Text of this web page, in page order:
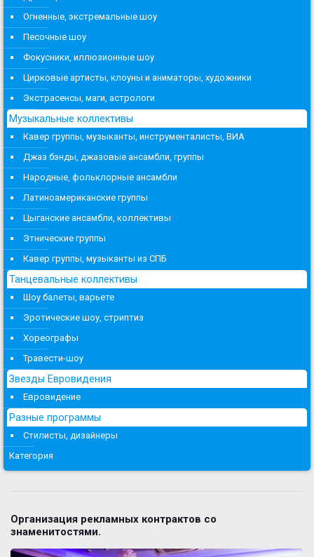
Огненные, экстремальные шоу
Песочные шоу
Фокусники, иллюзионные шоу
Цирковые артисты, клоуны и аниматоры, художники
Экстрасенсы, маги, астрологи
Музыкальные коллективы
Кавер группы, музыканты, инструменталисты, ВИА
Джаз бэнды, джазовые ансамбли, группы
Народные, фольклорные ансамбли
Латиноамериканские группы
Цыганские ансамбли, коллективы
Этнические группы
Кавер группы, музыканты из СПБ
Танцевальные коллективы
Шоу балеты, варьете
Эротические шоу, стриптиз
Хореографы
Травести-шоу
Звезды Евровидения
Евровидение
Разные программы
Стилисты, дизайнеры
Категория
Организация рекламных контрактов со
знаменитостями.